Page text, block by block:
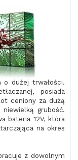
dużej trwałości.
posiada
ceniony za dużą
grubość.
bateria 12V, która
na okres
z dowolnym